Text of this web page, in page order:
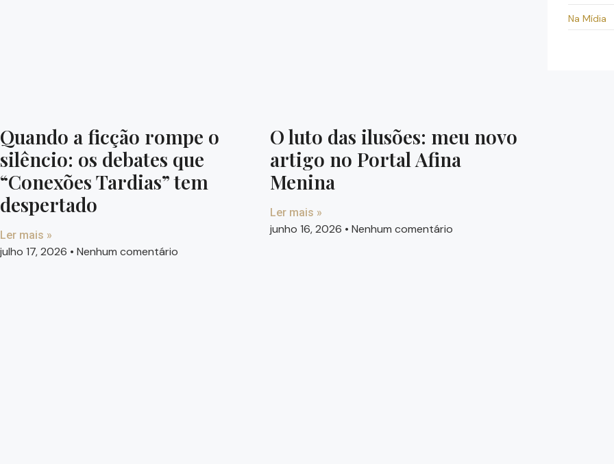
Quando a ficção rompe o
silêncio: os debates que
“Conexões Tardias” tem
despertado
Ler mais »
julho 17, 2026 Nenhum comentário
O luto das ilusões: meu novo
artigo no Portal Afina
Menina
Ler mais »
junho 16, 2026 Nenhum comentário
Na Mídia